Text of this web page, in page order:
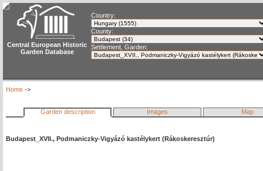
Central European Historic
Garden Database
Country:
County:
Settlement, Garden:
Home ->
Garden description Images Map
Budapest_XVII., Podmaniczky-Vigyázó kastélykert (Rákoskeresztúr)